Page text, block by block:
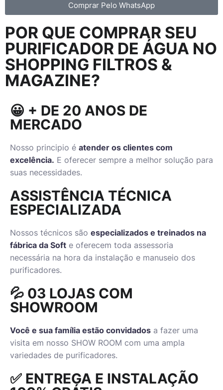
Comprar Pelo WhatsApp
POR QUE COMPRAR SEU
PURIFICADOR DE ÁGUA NO
SHOPPING FILTROS &
MAGAZINE?
😀 + DE 20 ANOS DE
MERCADO
Nosso principio é atender os clientes com
excelência. E oferecer sempre a melhor solução para
suas necessidades.
ASSISTÊNCIA TÉCNICA
ESPECIALIZADA
Nossos técnicos são especializados e treinados na
fábrica da Soft e oferecem toda assessoria
necessária na hora da instalação e manuseio dos
purificadores.
💦 03 LOJAS COM
SHOWROOM
Você e sua família estão convidados a fazer uma
visita em nosso SHOW ROOM com uma ampla
variedades de purificadores.
✅ ENTREGA E INSTALAÇÃO